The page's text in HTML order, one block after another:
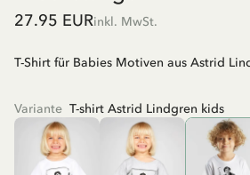
27.95 EURinkl. MwSt.
T-Shirt für Babies Motiven aus Astrid
Variante T-shirt Astrid Lindgren kids